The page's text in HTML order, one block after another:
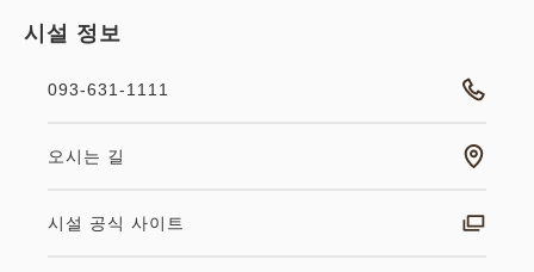
시설 정보
093-631-1111
오시는 길
시설 공식 사이트